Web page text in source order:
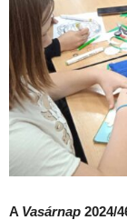
A Vasárnap 2024/